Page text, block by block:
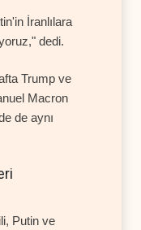
İranlılara
dedi.
Trump ve
Macron
de aynı
Putin ve